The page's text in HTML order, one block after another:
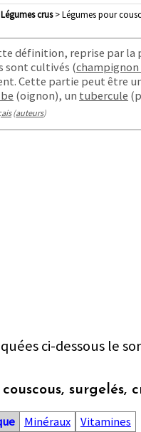
légumes crus> Légumes pour
définition, reprise par
sont cultivés (champignon
. Cette partie peut être
(oignon), un tubercule
(auteurs)
ci-dessous le
surgelés,
Minéraux Vitamines